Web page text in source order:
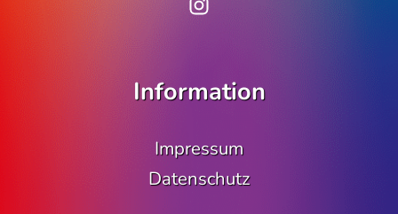
Information
Impressum
Datenschutz